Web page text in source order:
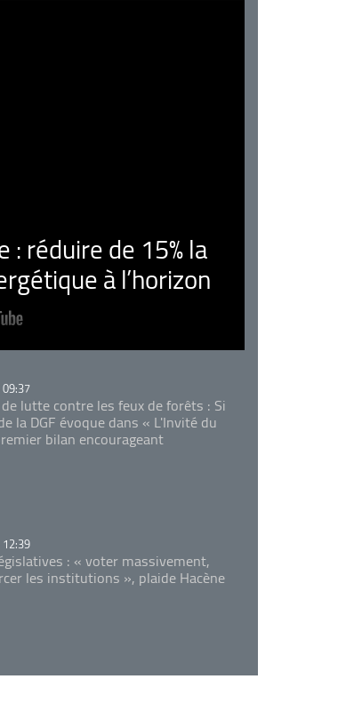
: réduire de 15% la
à l’horizon
lutte contre les feux de forêts : Si
la DGF évoque dans « L'Invité du
bilan encourageant
: « voter massivement,
les institutions », plaide Hacène